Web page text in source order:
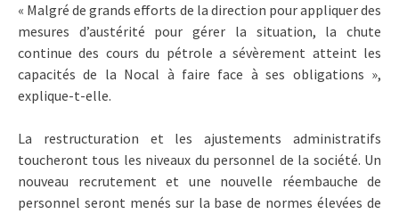
« Malgré de grands efforts de la direction pour appliquer des
mesures d’austérité pour gérer la situation, la chute
continue des cours du pétrole a sévèrement atteint les
capacités de la Nocal à faire face à ses obligations »,
explique-t-elle.
La restructuration et les ajustements administratifs
toucheront tous les niveaux du personnel de la société. Un
nouveau recrutement et une nouvelle réembauche de
personnel seront menés sur la base de normes élevées de